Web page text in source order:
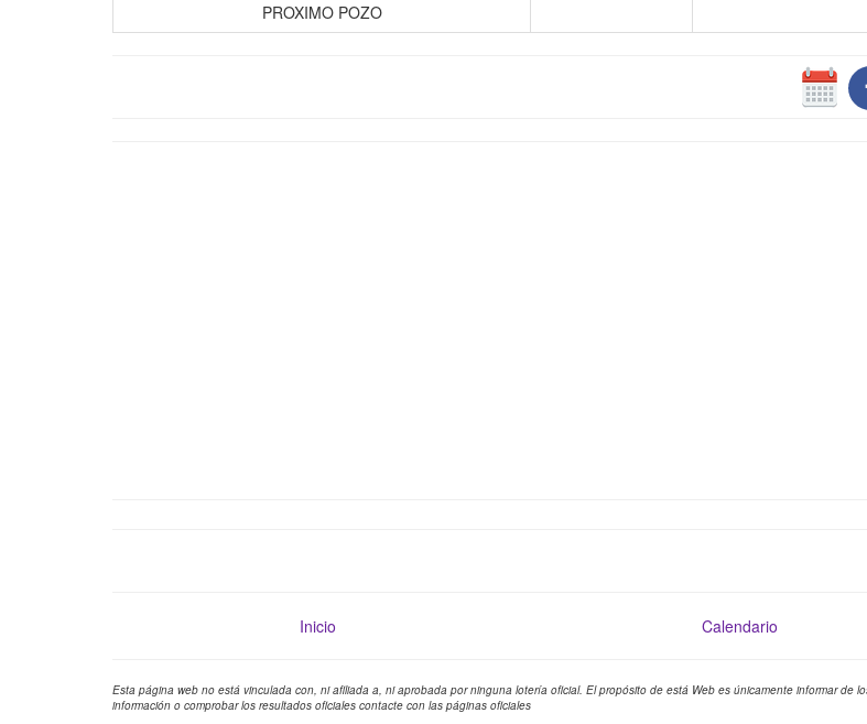
PROXIMO POZO
Inicio Calendario
Esta página web no está vinculada con, ni afiliada a, ni aprobada por ninguna lotería oficial. El propósito de está Web es únicamente informar de
información o comprobar los resultados oficiales contacte con las páginas oficiales